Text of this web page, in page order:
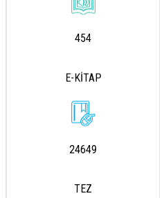
454
E-KİTAP
24649
TEZ